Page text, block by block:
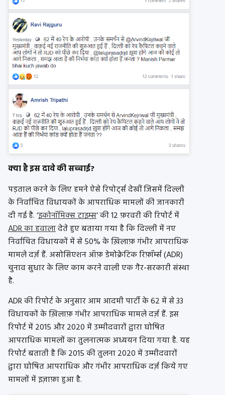
क्या है इस दावे की सच्चाई?
पड़ताल करने के लिए हमने ऐसे रिपोर्ट्स देखीं जिसमें दिल्ली
के निर्वाचित विधायकों के आपराधिक मामलों की जानकारी
दी गई है. ‘इकोनॉमिक्स टाइम्स‘ की 12 फ़रवरी की रिपोर्ट में
ADR का हवालादेते हुए बताया गया है कि दिल्ली में नए
निर्वाचित विधायकों में से 50% के ख़िलाफ़ गंभीर आपराधिक
मामले दर्ज़ हैं. असोसिएशन ऑफ़ डेमोक्रेटिक रिफ़ॉर्म्स (ADR)
चुनाव सुधार के लिए काम करने वाली एक गैर-सरकारी संस्था
है.
ADR की रिपोर्ट के अनुसार आम आदमी पार्टी के 62 में से 33
विधायकों के ख़िलाफ़ गंभीर आपराधिक मामले दर्ज़ हैं. इस
रिपोर्ट में 2015 और 2020 में उम्मीदवारों द्वारा घोषित
आपराधिक मामलों का तुलनात्मक अध्ययन दिया गया है. यह
रिपोर्ट बताती है कि 2015 की तुलना 2020 में उम्मीदवारों
द्वारा घोषित आपराधिक और गंभीर आपराधिक दर्ज़ किये गए
मामलों में इज़ाफ़ा हुआ है.